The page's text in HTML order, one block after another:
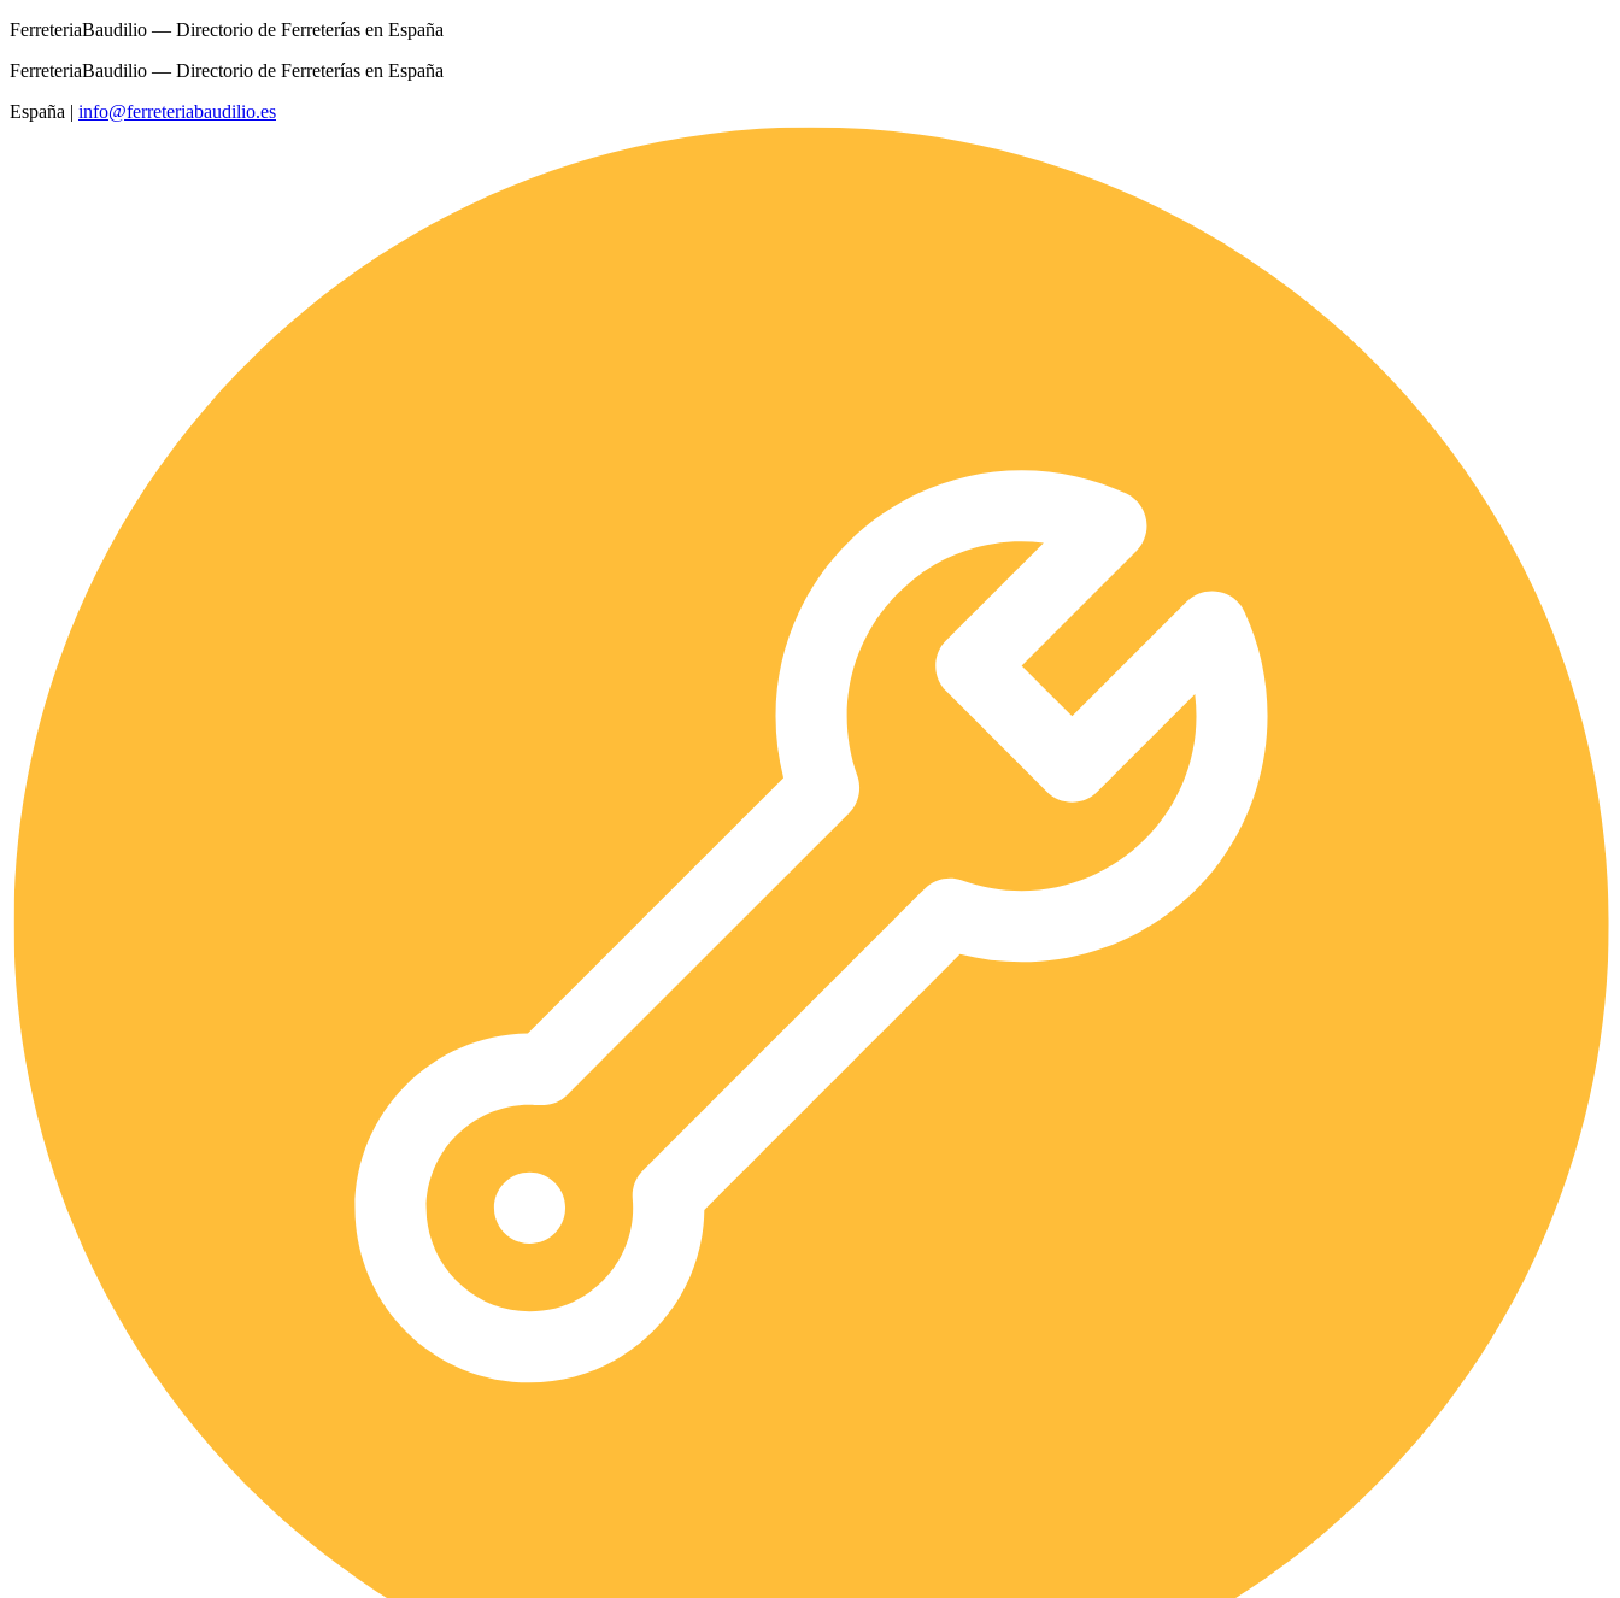
FerreteriaBaudilio — Directorio de Ferreterías en España
FerreteriaBaudilio — Directorio de Ferreterías en España
España | info@ferreteriabaudilio.es